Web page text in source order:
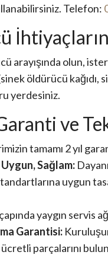
Telefon:
arayışında olun, ister
öldürücü
yerdesiniz.
ve
tamamı 2 yıl
Sağlam:
uygun
yaygın servis
Garantisi:
parçalarını